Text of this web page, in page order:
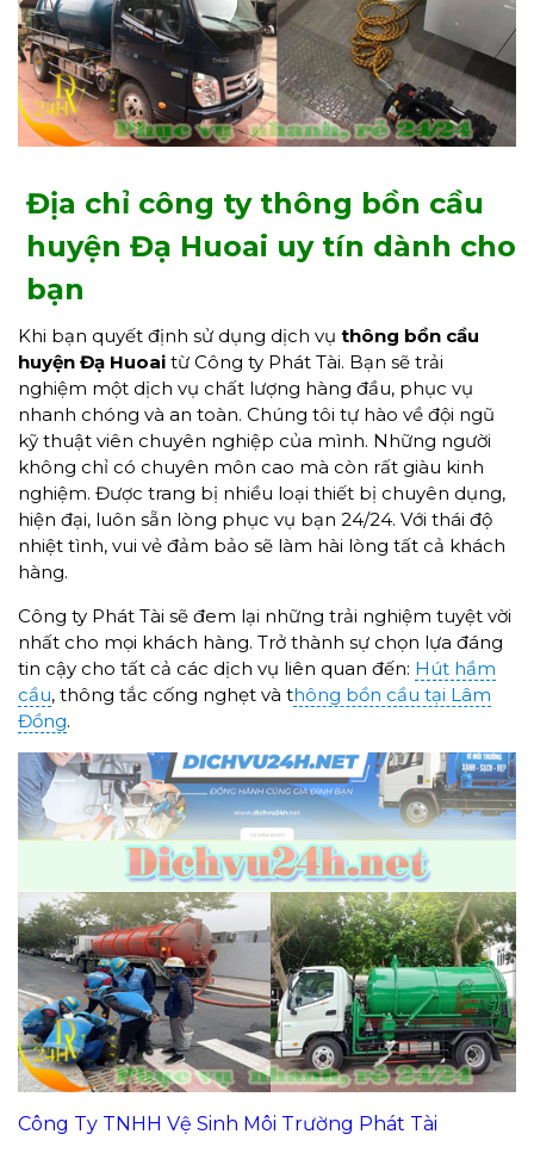
Địa chỉ công ty thông bồn cầu
huyện Đạ Huoai uy tín dành cho
bạn
Khi bạn quyết định sử dụng dịch vụ thông bồn cầu
huyện Đạ Huoai từ Công ty Phát Tài. Bạn sẽ trải
nghiệm một dịch vụ chất lượng hàng đầu, phục vụ
nhanh chóng và an toàn. Chúng tôi tự hào về đội ngũ
kỹ thuật viên chuyên nghiệp của mình. Những người
không chỉ có chuyên môn cao mà còn rất giàu kinh
nghiệm. Được trang bị nhiều loại thiết bị chuyên dụng,
hiện đại, luôn sẵn lòng phục vụ bạn 24/24. Với thái độ
nhiệt tình, vui vẻ đảm bảo sẽ làm hài lòng tất cả khách
hàng.
Công ty Phát Tài sẽ đem lại những trải nghiệm tuyệt vời
nhất cho mọi khách hàng. Trở thành sự chọn lựa đáng
tin cậy cho tất cả các dịch vụ liên quan đến: Hút hầm
cầu, thông tắc cống nghẹt và thông bồn cầu tại Lâm
Đồng.
Công Ty TNHH Vệ Sinh Môi Trường Phát Tài